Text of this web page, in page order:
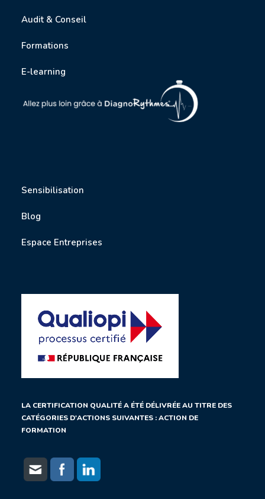
Audit & Conseil
Formations
E-learning
Sensibilisation
Blog
Espace Entreprises
LA CERTIFICATION QUALITÉ A ÉTÉ DÉLIVRÉE AU TITRE DES
CATÉGORIES D'ACTIONS SUIVANTES : ACTION DE
FORMATION